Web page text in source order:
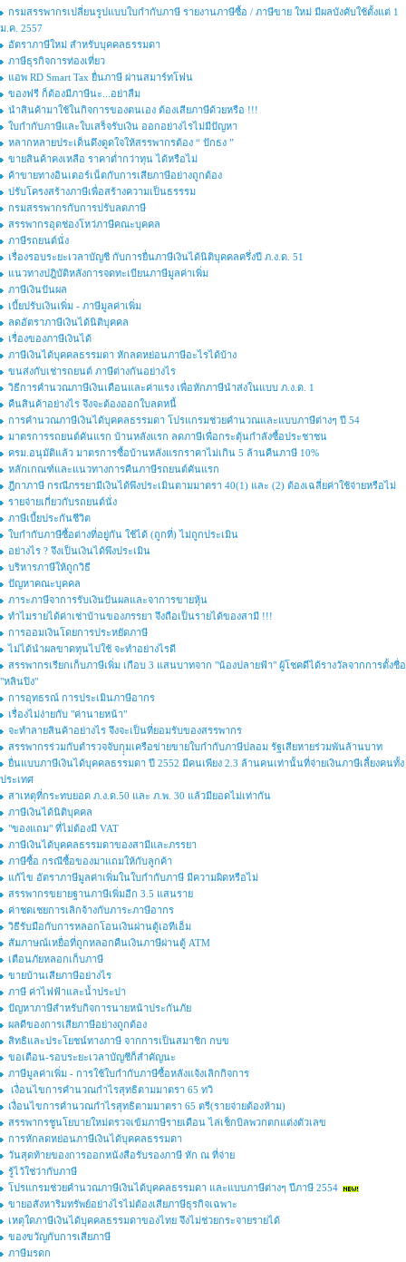
กรมสรรพากรเปลี่ยนรูปแบบใบกํากับภาษี รายงานภาษีซื้อ / ภาษีขาย ใหม่ มีผลบังคับใช้ตั้งแต่ 1
ม.ค. 2557
อัตราภาษีใหม่ สำหรับบุคคลธรรมดา
ภาษีธุรกิจการท่องเที่ยว
แอพ RD Smart Tax ยื่นภาษี ผ่านสมาร์ทโฟน
ของฟรี ก็ต้องมีภาษีนะ...อย่าลืม
นำสินค้ามาใช้ในกิจการของตนเอง ต้องเสียภาษีด้วยหรือ !!!
ใบกำกับภาษีและใบเสร็จรับเงิน ออกอย่างไรไม่มีปัญหา
หลากหลายประเด็นดึงดูดใจให้สรรพากรต้อง “ ปักธง ”
ขายสินค้าคงเหลือ ราคาต่ำกว่าทุน ได้หรือไม่
ค้าขายทางอินเตอร์เน็ตกับการเสียภาษีอย่างถูกต้อง
ปรับโครงสร้างภาษีเพื่อสร้างความเป็นธรรรม
กรมสรรพากรกับการปรับลดภาษี
สรรพากรอุดช่องโหว่ภาษีคณะบุคคล
ภาษีรถยนต์นั่ง
เรื่องรอบระยะเวลาบัญชี กับการยื่นภาษีเงินได้นิติบุคคลครึ่งปี ภ.ง.ด. 51
แนวทางปฎิบัติหลังการจดทะเบียนภาษีมูลค่าเพิ่ม
ภาษีเงินปันผล
เบี้ยปรับเงินเพิ่ม - ภาษีมูลค่าเพิ่ม
ลดอัตราภาษีเงินได้นิติบุคคล
เรื่องของภาษีเงินได้
ภาษีเงินได้บุคคลธรรมดา หักลดหย่อนภาษีอะไรได้บ้าง
ขนส่งกับเช่ารถยนต์ ภาษีต่างกันอย่างไร
วิธีการคำนวณภาษีเงินเดือนและค่าแรง เพื่อหักภาษีนำส่งในแบบ ภ.ง.ด. 1
คืนสินค้าอย่างไร จึงจะต้องออกใบลดหนี้
การคำนวณภาษีเงินได้บุคคลธรรมดา โปรแกรมช่วยคำนวณและแบบภาษีต่างๆ ปี 54
มาตรการรถยนต์คันแรก บ้านหลังแรก ลดภาษีเพื่อกระตุ้นกำลังซื้อประชาชน
ครม.อนุมัติแล้ว มาตรการซื้อบ้านหลังแรกราคาไม่เกิน 5 ล้านคืนภาษี 10%
หลักเกณฑ์และแนวทางการคืนภาษีรถยนต์คันแรก
ฎีกาภาษี กรณีภรรยามีเงินได้พึงประเมินตามมาตรา 40(1) และ (2) ต้องเฉลี่ยค่าใช้จ่ายหรือไม่
รายจ่ายเกี่ยวกับรถยนต์นั่ง
ภาษีเบี้ยประกันชีวิต
ใบกำกับภาษีซื้อต่างที่อยู่กัน ใช้ได้ (ถูกที่) ไม่ถูกประเมิน
อย่างไร ? จึงเป็นเงินได้พึงประเมิน
บริหารภาษีให้ถูกวิธี
ปัญหาคณะบุคคล
ภาระภาษีจาการรับเงินปันผลและจาการขายหุ้น
ทำไมรายได้ค่าเช่าบ้านของภรรยา จึงถือเป็นรายได้ของสามี !!!
การออมเงินโดยการประหยัดภาษี
ไม่ได้นำผลขาดทุนไปใช้ จะทำอย่างไรดี
สรรพากรเรียกเก็บภาษีเพิ่ม เกือบ 3 แสนบาทจาก "น้องปลายฟ้า" ผู้โชคดีได้รางวัลจากการตั้งชื่อ
"หลินปิง"
การอุทธรณ์ การประเมินภาษีอากร
เรื่องไม่ง่ายกับ "ค่านายหน้า"
จะทำลายสินค้าอย่างไร จึงจะเป็นที่ยอมรับของสรรพากร
สรรพากรร่วมกับตำรวจจับกุุมเครือข่ายขายใบกำกับภาษีปลอม รัฐเสียหายร่วมพันล้านบาท
ยื่นแบบภาษีเงินได้บุคคลธรรมดา ปี 2552 มีคนเพียง 2.3 ล้านคนเท่านั้นที่จ่ายเงินภาษีเลี้ยงคนทั้ง
ประเทศ
สาเหตุที่กระทบยอด ภ.ง.ด.50 และ ภ.พ. 30 แล้วมียอดไม่เท่ากัน
ภาษีเงินได้นิติบุคคล
"ของแถม" ที่ไม่ต้องมี VAT
ภาษีเงินได้บุคคลธรรมดาของสามีและภรรยา
ภาษีซื้อ กรณีซื้อของมาแถมให้กับลูกค้า
แก้ไข อัตราภาษีมูลค่าเพิ่มในใบกำกับภาษี มีความผิดหรือไม่
สรรพากรขยายฐานภาษีเพิ่มอีก 3.5 แสนราย
ค่าชดเชยการเลิกจ้างกับภาระภาษีอากร
วิธีรับมือกับการหลอกโอนเงินผ่านตู้เอทีเอ็ม
สัมภาษณ์เหยื่อที่ถูกหลอกคืนเงินภาษีผ่านตู้ ATM
เตือนภัยหลอกเก็บภาษี
ขายบ้านเสียภาษีอย่างไร
ภาษี ค่าไฟฟ้าและน้ำประปา
ปัญหาภาษีสำหรับกิจการนายหน้าประกันภัย
ผลดีของการเสียภาษีอย่างถูกต้อง
สิทธิและประโยชน์ทางภาษี จากการเป็นสมาชิก กบข
ขอเตือน-รอบระยะเวลาบัญชีก็สำคัญนะ
ภาษีมูลค่าเพิ่ม - การใช้ใบกำกับภาษีซื้อหลังแจ้งเลิกกิจการ
เงื่อนไขการคำนวณกำไรสุทธิตามมาตรา 65 ทวิ
เงื่อนไขการคำนวณกำไรสุทธิตามมาตรา 65 ตรี(รายจ่ายต้องห้าม)
สรรพากรชูนโยบายใหม่ตรวจเข้มภาษีรายเดือน ไล่เช็กบิลพวกตกแต่งตัวเลข
การหักลดหย่อนภาษีเงินได้บุคคลธรรมดา
วันสุดท้ายของการออกหนังสือรับรองภาษี หัก ณ ที่จ่าย
รู้ไว้ใช่ว่ากับภาษี
โปรแกรมช่วยคำนวณภาษีเงินได้บุคคลธรรมดา และแบบภาษีต่างๆ ปีภาษี 2554
ขายอสังหาริมทรัพย์อย่างไรไม่ต้องเสียภาษีธุรกิจเฉพาะ
เหตุใดภาษีเงินได้บุคคลธรรมดาของไทย จึงไม่ช่วยกระจายรายได้
ของขวัญกับการเสียภาษี
ภาษีมรดก